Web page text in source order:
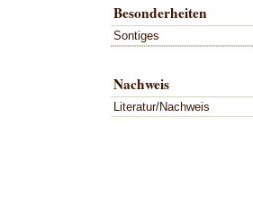
Besonderheiten
Sontiges
Nachweis
Literatur/Nachweis